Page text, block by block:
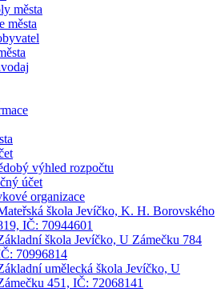
města
města
výhled rozpočtu
účet
organizace
škola Jevíčko, K. H. Borovského
IČ: 70944601
škola Jevíčko, U Zámečku 784
70996814
umělecká škola Jevíčko, U
451, IČ: 72068141